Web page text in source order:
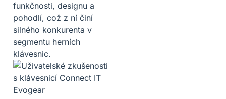
funkčnosti, designu a
pohodlí, což z ní činí
silného konkurenta v
segmentu herních
klávesnic.